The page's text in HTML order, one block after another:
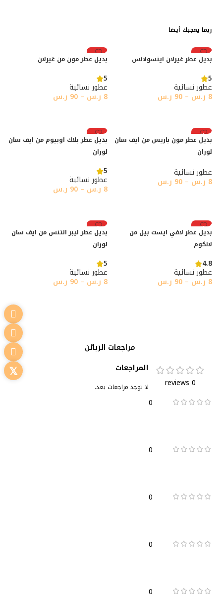
ربما يعجبك أيضا
رائج
بديل عطر غيرلان اينسولانس
5
عطور نسائية
8 ر.س –
90 ر.س
رائج
بديل عطر مون من غيرلان
5
عطور نسائية
8 ر.س –
90 ر.س
رائج
بديل عطر مون باريس من ايف سان
لوران
عطور نسائية
8 ر.س –
90 ر.س
رائج
بديل عطر بلاك اوبيوم من ايف سان
لوران
5
عطور نسائية
8 ر.س –
90 ر.س
رائج
بديل عطر لافي ايست بيل من
لانكوم
4.8
عطور نسائية
8 ر.س –
90 ر.س
رائج
بديل عطر ليبر انتنس من ايف سان
لوران
5
عطور نسائية
8 ر.س –
90 ر.س
مراجعات الزبائن
0 reviews
0
0
0
0
0
المراجعات
لا توجد مراجعات بعد.